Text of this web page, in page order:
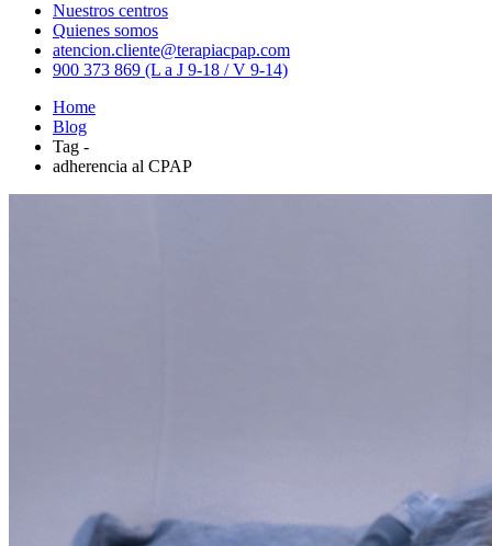
Nuestros centros
Quienes somos
atencion.cliente@terapiacpap.com
900 373 869 (L a J 9-18 / V 9-14)
Home
Blog
Tag -
adherencia al CPAP